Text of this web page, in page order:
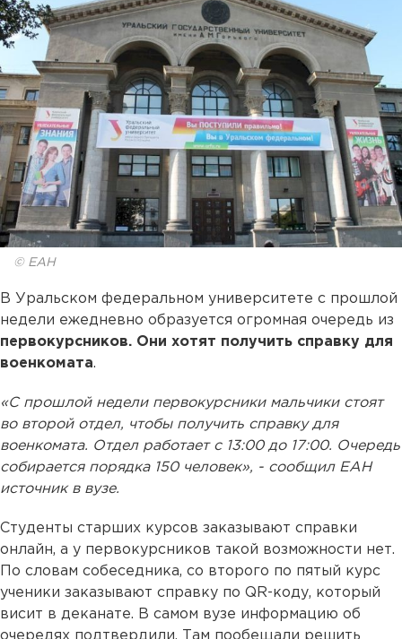
© ЕАН
В Уральском федеральном университете с прошлой
недели ежедневно образуется огромная очередь из
первокурсников. Они хотят получить справку для
военкомата.
«С прошлой недели первокурсники мальчики стоят
во второй отдел, чтобы получить справку для
военкомата. Отдел работает с 13:00 до 17:00. Очередь
собирается порядка 150 человек», - сообщил ЕАН
источник в вузе.
Студенты старших курсов заказывают справки
онлайн, а у первокурсников такой возможности нет.
По словам собеседника, со второго по пятый курс
ученики заказывают справку по QR-коду, который
висит в деканате. В самом вузе информацию об
очередях подтвердили. Там пообещали решить